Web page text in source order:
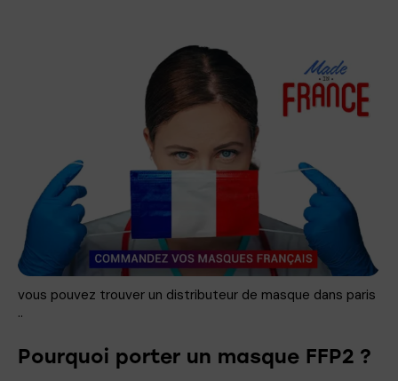
vous pouvez trouver un distributeur de masque dans paris
..
Pourquoi porter un masque FFP2 ?